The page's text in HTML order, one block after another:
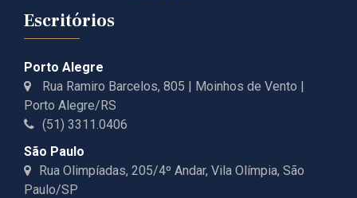
Escritórios
Porto Alegre
Rua Ramiro Barcelos, 805 | Moinhos de Vento |
Porto Alegre/RS
(51) 3311.0406
São Paulo
Rua Olimpíadas, 205/4º Andar, Vila Olímpia, São
Paulo/SP